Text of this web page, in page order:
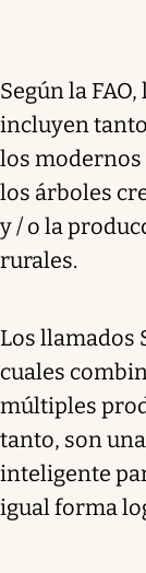
Según la
incluyen
los modernos
los árboles
y / o la
rurales.
Los llamados
cuales
múltiples
tanto, son
inteligente
igual forma